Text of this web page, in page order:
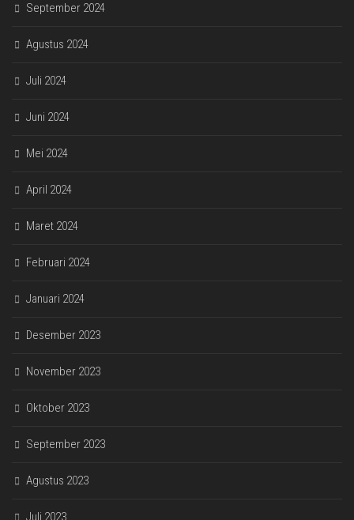
September 2024
Agustus 2024
Juli 2024
Juni 2024
Mei 2024
April 2024
Maret 2024
Februari 2024
Januari 2024
Desember 2023
November 2023
Oktober 2023
September 2023
Agustus 2023
Juli 2023